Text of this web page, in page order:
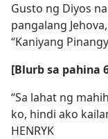
Gusto ng Diyos
pangalang
“Kaniyang
[Blurb sa pahina
“Sa lahat ng
ko, hindi ako
HENRYK